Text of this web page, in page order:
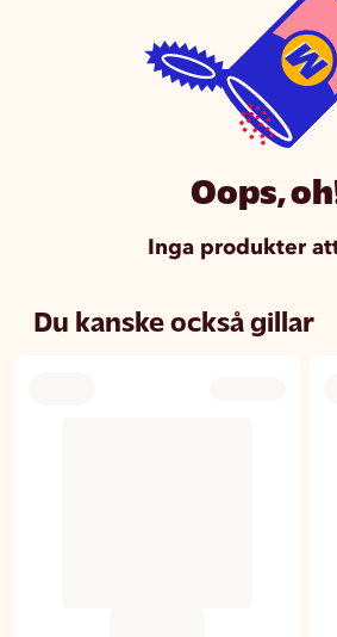
Oops,
Inga produkter
Du kanske också gillar